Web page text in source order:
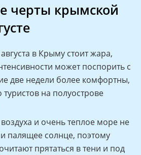
черты крымской
в Крыму стоит жара,
может поспорить с
две недели более комфортны,
на полуострове
и очень теплое море не
палящее солнце, поэтому
прятаться в тени и под